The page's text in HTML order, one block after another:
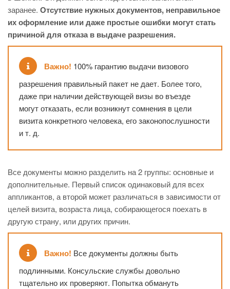
заранее. Отсутствие нужных документов, неправильное
их оформление или даже простые ошибки могут стать
причиной для отказа в выдаче разрешения.
Важно! 100% гарантию выдачи визового
разрешения правильный пакет не дает. Более того,
даже при наличии действующей визы во въезде
могут отказать, если возникнут сомнения в цели
визита конкретного человека, его законопослушности
и т. д.
Все документы можно разделить на 2 группы: основные и
дополнительные. Первый список одинаковый для всех
аппликантов, а второй может различаться в зависимости от
целей визита, возраста лица, собирающегося поехать в
другую страну, или других причин.
Важно! Все документы должны быть
подлинными. Консульские службы довольно
тщательно их проверяют. Попытка обмануть